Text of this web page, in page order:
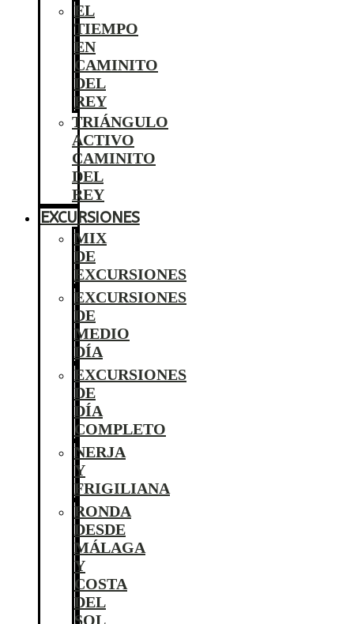
EL
TIEMPO
EN
CAMINITO
DEL
REY
TRIÁNGULO
ACTIVO
CAMINITO
DEL
REY
EXCURSIONES
MIX
DE
EXCURSIONES
EXCURSIONES
DE
MEDIO
DÍA
EXCURSIONES
DE
DÍA
COMPLETO
NERJA
Y
FRIGILIANA
RONDA
DESDE
MÁLAGA
Y
COSTA
DEL
SOL